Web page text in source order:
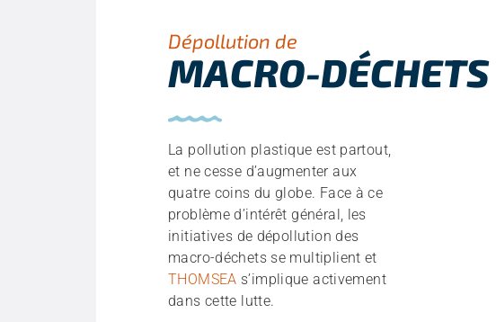
Dépollution de
MACRO-DÉCHETS
La pollution plastique est partout,
et ne cesse d’augmenter aux
quatre coins du globe. Face à ce
problème d’intérêt général, les
initiatives de dépollution des
macro-déchets se multiplient et
THOMSEA s’implique activement
dans cette lutte.